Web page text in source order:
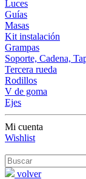
Luces
Guías
Masas
Kit instalación
Grampas
Soporte, Cadena,
Tercera rueda
Rodillos
V de goma
Ejes
Mi cuenta
Wishlist
volver